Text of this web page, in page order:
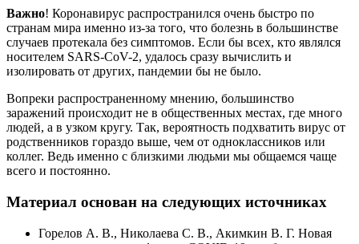
Важно! Коронавирус распространился очень быстро по
странам мира именно из-за того, что болезнь в большинстве
случаев протекала без симптомов. Если бы всех, кто являлся
носителем SARS-CoV-2, удалось сразу вычислить и
изолировать от других, пандемии бы не было.
Вопреки распространенному мнению, большинство
заражений происходит не в общественных местах, где много
людей, а в узком кругу. Так, вероятность подхватить вирус от
родственников гораздо выше, чем от одноклассников или
коллег. Ведь именно с близкими людьми мы общаемся чаще
всего и постоянно.
Материал основан на следующих источниках
Горелов А. В., Николаева С. В., Акимкин В. Г. Новая